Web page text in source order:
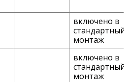
включено в
стандартный
монтаж
включено в
стандартный
монтаж